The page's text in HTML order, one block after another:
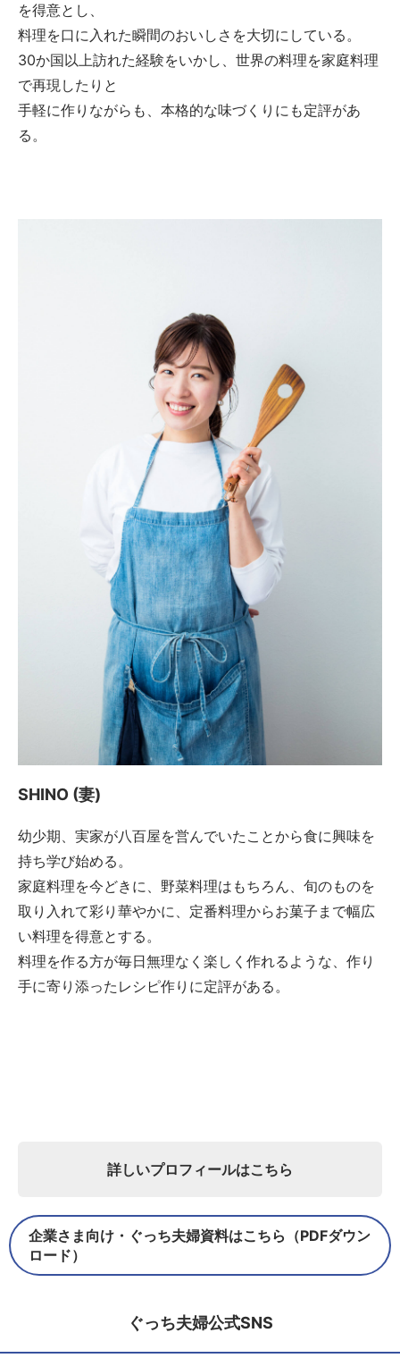
を得意とし、
料理を口に入れた瞬間のおいしさを大切にしている。
30か国以上訪れた経験をいかし、世界の料理を家庭料理
で再現したりと
手軽に作りながらも、本格的な味づくりにも定評があ
る。
SHINO (妻)
幼少期、実家が八百屋を営んでいたことから食に興味を
持ち学び始める。
家庭料理を今どきに、野菜料理はもちろん、旬のものを
取り入れて彩り華やかに、定番料理からお菓子まで幅広
い料理を得意とする。
料理を作る方が毎日無理なく楽しく作れるような、作り
手に寄り添ったレシピ作りに定評がある。
詳しいプロフィールはこちら
企業さま向け・ぐっち夫婦資料はこちら（PDFダウン
ロード）
ぐっち夫婦公式SNS